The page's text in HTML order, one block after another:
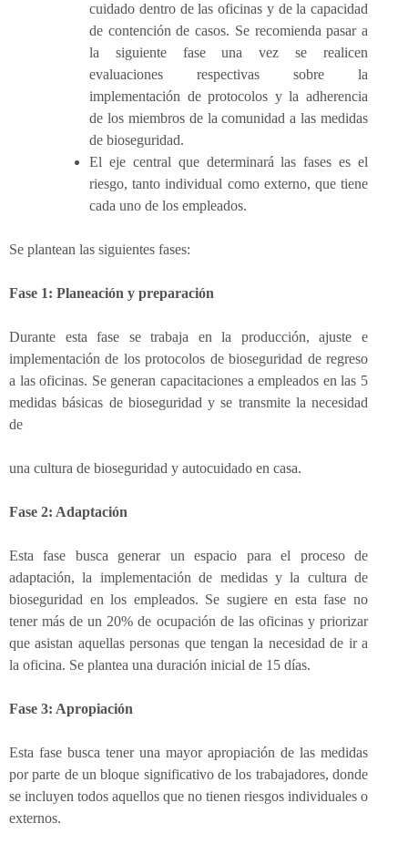
cuidado dentro de las oficinas y de la capacidad
de contención de casos. Se recomienda pasar a
la siguiente fase una vez se realicen
evaluaciones respectivas sobre la
implementación de protocolos y la adherencia
de los miembros de la comunidad a las medidas
de bioseguridad.
El eje central que determinará las fases es el
riesgo, tanto individual como externo, que tiene
cada uno de los empleados.
Se plantean las siguientes fases:
Fase 1: Planeación y preparación
Durante esta fase se trabaja en la producción, ajuste e
implementación de los protocolos de bioseguridad de regreso
a las oficinas. Se generan capacitaciones a empleados en las 5
medidas básicas de bioseguridad y se transmite la necesidad
de
una cultura de bioseguridad y autocuidado en casa.
Fase 2: Adaptación
Esta fase busca generar un espacio para el proceso de
adaptación, la implementación de medidas y la cultura de
bioseguridad en los empleados. Se sugiere en esta fase no
tener más de un 20% de ocupación de las oficinas y priorizar
que asistan aquellas personas que tengan la necesidad de ir a
la oficina. Se plantea una duración inicial de 15 días.
Fase 3: Apropiación
Esta fase busca tener una mayor apropiación de las medidas
por parte de un bloque significativo de los trabajadores, donde
se incluyen todos aquellos que no tienen riesgos individuales o
externos.